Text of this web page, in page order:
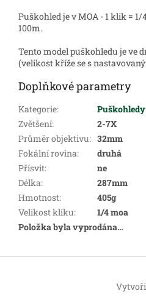
Puškohled je v MOA - 1 klik =
100m.
Tento model puškohledu je ve
(velikost kříže se s
Doplňkové parametry
Kategorie:
Puškohledy
Zvětšení:
2-7X
Průměr objektivu: 32mm
Fokální rovina:
druhá
Přísvit:
ne
Délka:
287mm
Hmotnost:
405g
Velikost kliku:
1/4 moa
Položka byla vyprodána…
Z